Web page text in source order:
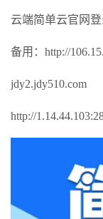
云端简单云官网登
备用：http://
jdy2.jdy510.com
http://